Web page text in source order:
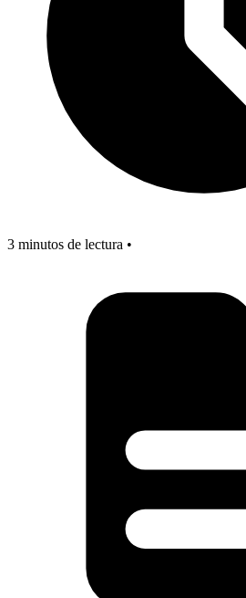
3 minutos de lectura •